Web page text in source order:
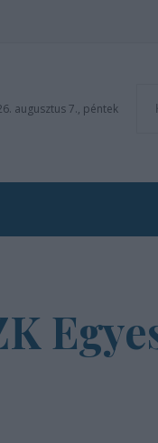
augusztus 7., péntek